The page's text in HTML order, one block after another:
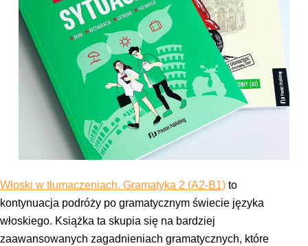
Włoski w tłumaczeniach. Gramatyka 2 (A2-B1) to
kontynuacja podróży po gramatycznym świecie języka
włoskiego. Książka ta skupia się na bardziej
zaawansowanych zagadnieniach gramatycznych, które